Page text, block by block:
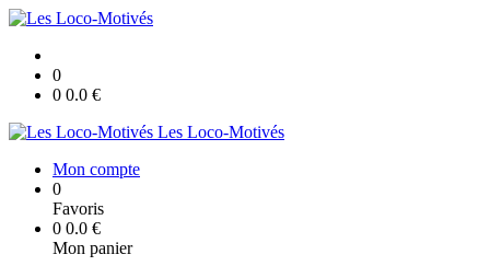
0
0 0.0 €
Les Loco-Motivés
Mon compte
0
Favoris
0 0.0 €
Mon panier